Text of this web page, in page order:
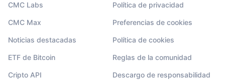
CMC Labs
CMC Max
Noticias destacadas
ETF de Bitcoin
Cripto API
Política de privacidad
Preferencias de cookies
Política de cookies
Reglas de la comunidad
Descargo de responsabilidad